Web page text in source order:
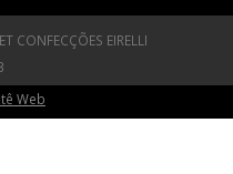
CONFECÇÕES EIRELLI
Web